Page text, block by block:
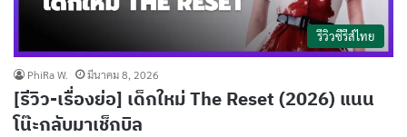
รีวิวซีรีส์ไทย
PhiRa W. มีนาคม 8, 2026
[รีวิว-เรื่องย่อ] เด็กใหม่ The Reset (2026) แนน
โน๊ะกลับมาเช็กบิล